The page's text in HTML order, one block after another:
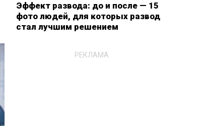
Эффект развода: до и после — 15
фото людей, для которых развод
стал лучшим решением
РЕКЛАМА